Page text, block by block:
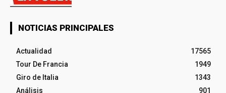
NOTICIAS PRINCIPALES
Actualidad
17565
Tour De Francia
1949
Giro de Italia
1343
Análisis
901